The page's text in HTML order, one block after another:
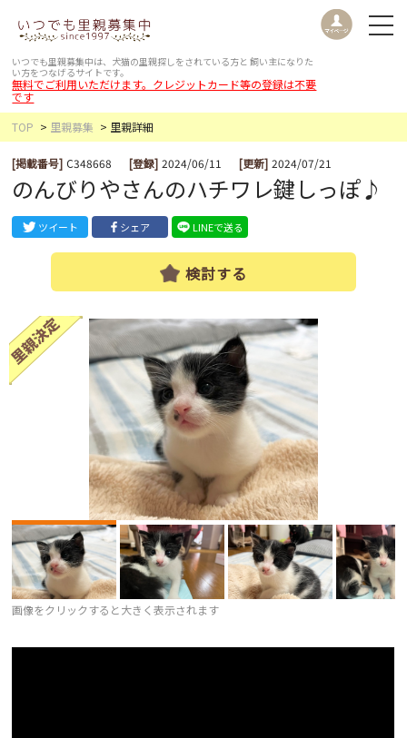
いつでも里親募集中は、犬猫の里親探しをされている方と 飼い主になりた
い方をつなげるサイトです。
無料でご利用いただけます。クレジットカード等の登録は不要
です
TOP
里親募集 里親詳細
[掲載番号] C348668 [登録] 2024/06/11 [更新] 2024/07/21
のんびりやさんのハチワレ鍵しっぽ♪
ツイート シェア LINEで送る
検討する
画像をクリックすると大きく表示されます